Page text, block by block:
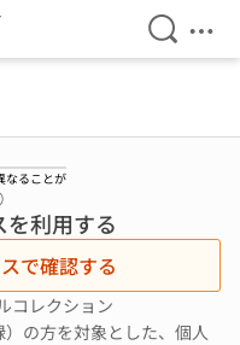
検索を
メ
なることが
利用する
で確認する
コレクション
の方を対象とした、個人